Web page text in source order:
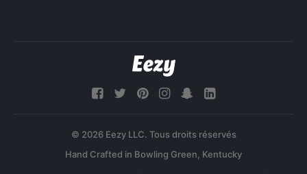
© 2026 Eezy LLC. Tous droits réservés